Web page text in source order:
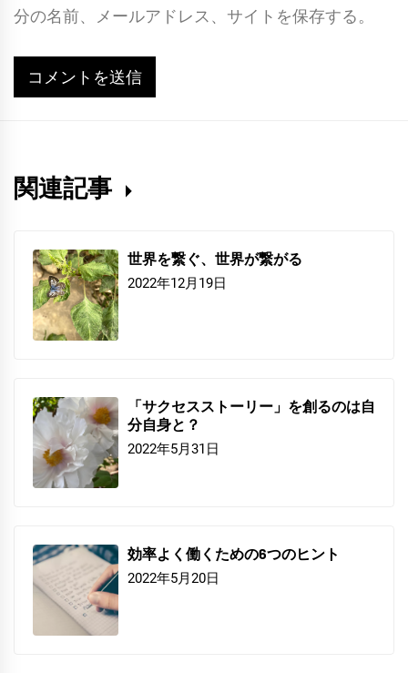
分の名前、メールアドレス、サイトを保存する。
関連記事
世界を繋ぐ、世界が繋がる
2022年12月19日
「サクセスストーリー」を創るのは自
分自身と？
2022年5月31日
効率よく働くための6つのヒント
2022年5月20日